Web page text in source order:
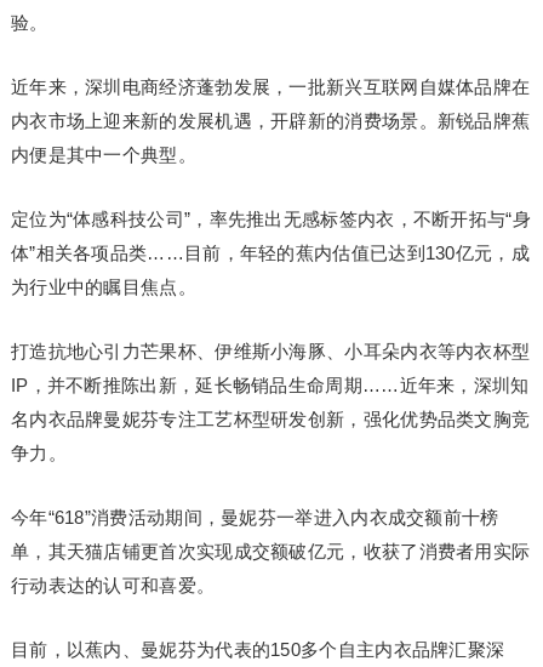
验。
近年来，深圳电商经济蓬勃发展，一批新兴互联网自媒体品牌在
内衣市场上迎来新的发展机遇，开辟新的消费场景。新锐品牌蕉
内便是其中一个典型。
定位为“体感科技公司”，率先推出无感标签内衣，不断开拓与“身
体”相关各项品类……目前，年轻的蕉内估值已达到130亿元，成
为行业中的瞩目焦点。
打造抗地心引力芒果杯、伊维斯小海豚、小耳朵内衣等内衣杯型
IP，并不断推陈出新，延长畅销品生命周期……近年来，深圳知
名内衣品牌曼妮芬专注工艺杯型研发创新，强化优势品类文胸竞
争力。
今年“618”消费活动期间，曼妮芬一举进入内衣成交额前十榜
单，其天猫店铺更首次实现成交额破亿元，收获了消费者用实际
行动表达的认可和喜爱。
目前，以蕉内、曼妮芬为代表的150多个自主内衣品牌汇聚深